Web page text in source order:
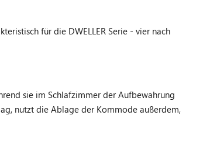
für die DWELLER Serie - vier nach
sie im Schlafzimmer der Aufbewahrung
nutzt die Ablage der Kommode außerdem,